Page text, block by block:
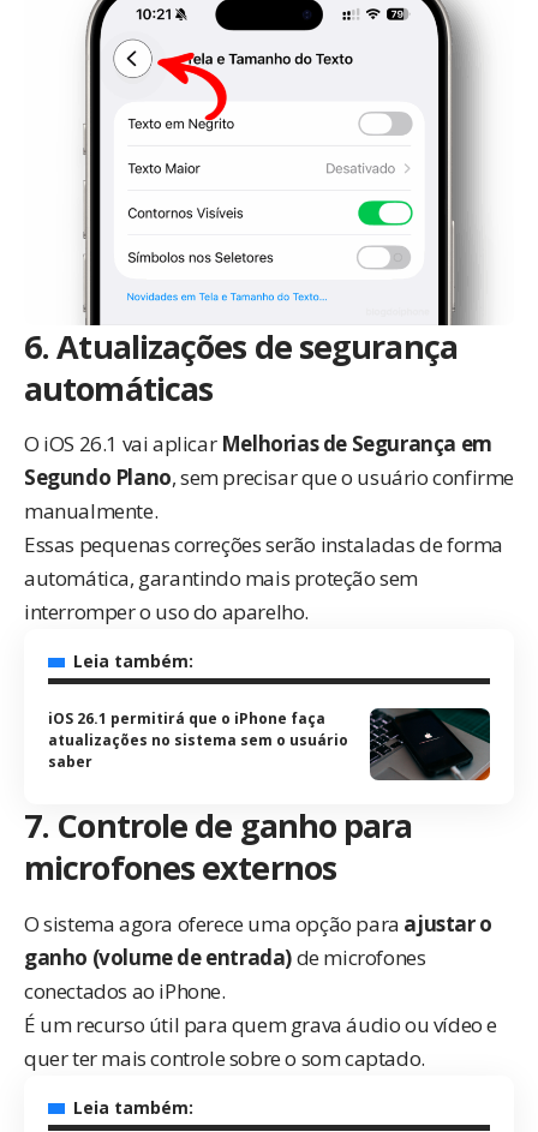
6. Atualizações de segurança
automáticas
O iOS 26.1 vai aplicar Melhorias de Segurança em
Segundo Plano, sem precisar que o usuário confirme
manualmente.
Essas pequenas correções serão instaladas de forma
automática, garantindo mais proteção sem
interromper o uso do aparelho.
Leia também:
iOS 26.1 permitirá que o iPhone faça
atualizações no sistema sem o usuário
saber
7. Controle de ganho para
microfones externos
O sistema agora oferece uma opção para ajustar o
ganho (volume de entrada)de microfones
conectados ao iPhone.
É um recurso útil para quem grava áudio ou vídeo e
quer ter mais controle sobre o som captado.
Leia também: